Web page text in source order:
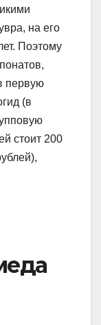
на его
Поэтому
первую
(в
стоит 200